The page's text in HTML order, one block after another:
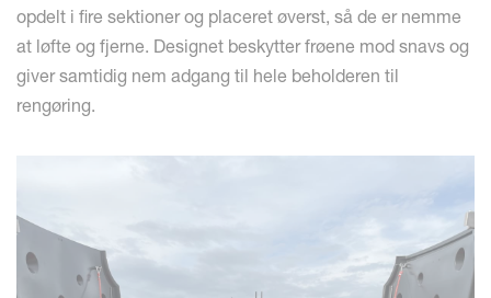
opdelt i fire sektioner og placeret øverst, så de er nemme
at løfte og fjerne. Designet beskytter frøene mod snavs og
giver samtidig nem adgang til hele beholderen til
rengøring.